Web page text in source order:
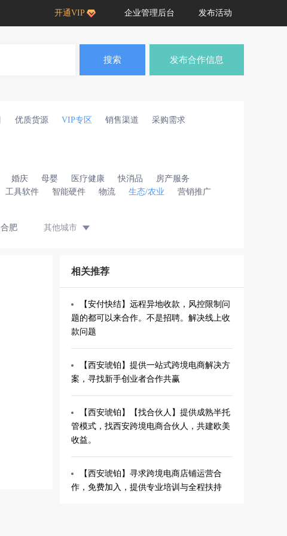
开通VIP 企业管理后台 发布活动
搜索 发布合作信息
优质货源 VIP专区 销售渠道
采购需求
婚庆 母婴 医疗健康 快消品
房产服务
工具软件 智能硬件 物流 生态/农业
营销推广
合肥 其他城市
相关推荐
【安付快结】远程异地收款，风控限制问
题的都可以来合作。不是招聘。解决线上收
款问题
【西安琥铂】提供一站式跨境电商解决方
案，寻找新手创业者合作共赢
【西安琥铂】【找合伙人】提供成熟半托
管模式，找西安跨境电商合伙人，共建欧美
收益。
【西安琥铂】寻求跨境电商店铺运营合
作，免费加入，提供专业培训与全程扶持